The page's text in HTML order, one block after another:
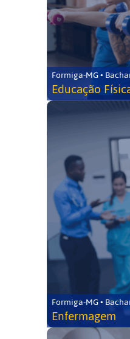
Formiga-MG •
Educação
Formiga-MG •
Enfermagem